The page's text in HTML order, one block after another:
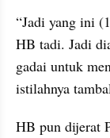
“Jadi yang ini
HB tadi. Jadi
gadai untuk
istilahnya
HB pun dijerat